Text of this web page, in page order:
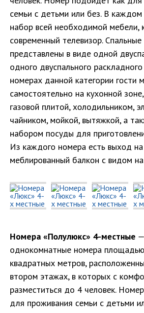
семьи с детьми или без. В
набор всей необходимой мебели,
современный телевизор.
представлены в виде одной
одного двуспального
номерах данной категории гости
самостоятельно на кухонной
газовой плитой, холодильником,
чайником, мойкой, вытяжкой, а
набором посуды для
Из каждого номера есть выход
меблированный балкон с видом
Номера «Полулюкс» 4-местные
однокомнатные номера
квадратных метров,
втором этажах, в которых с
разместиться до 4 человек.
для проживания семьи с детьми